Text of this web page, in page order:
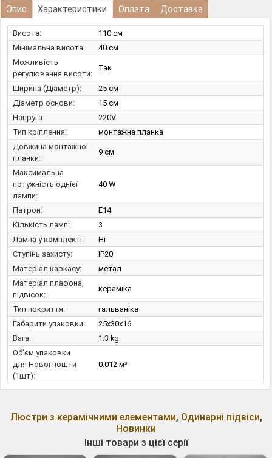
Опис Характеристики Оплата Доставка
Висота:
110 см
Мінімальна висота:
40 см
Можливість
регулювання висоти:
Так
Ширина (Діаметр):
25 см
Діаметр основи:
15 см
Напруга:
220V
Тип кріплення:
монтажна планка
Довжина монтажної
планки:
9 см
Максимальна
потужність однієї
лампи:
40 W
Патрон:
E14
Кількість ламп:
3
Лампа у комплекті:
Ні
Ступінь захисту:
IP20
Матеріал каркасу:
метал
Матеріал плафона,
підвісок:
кераміка
Тип покриття:
гальваніка
Габарити упаковки:
25x30x16
Вага:
1.3 kg
Об'єм упаковки
для Нової пошти
(1шт):
0.012 м³
Люстри з керамічними елементами, Одинарні підвіси,
Новинки
Інші товари з цієї серії